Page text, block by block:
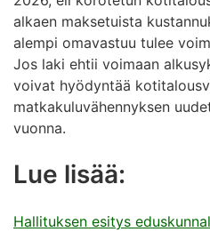
alkaen maksetuista
alempi omavastuu tulee
Jos laki ehtii voimaan
voivat hyödyntää
matkakuluvähennyksen
vuonna.
Lue lisää:
Hallituksen esitys